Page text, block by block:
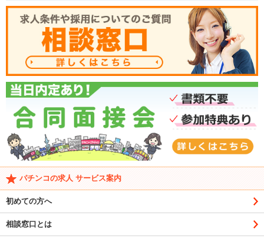
パチンコの求人 サービス案内
初めての方へ
相談窓口とは